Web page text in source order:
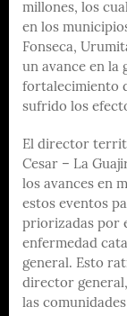
millones, los
en los
Fonseca,
un avance en la
fortalecimiento
sufrido los
El director
Cesar – La
los avances en
estos eventos
priorizadas por
enfermedad
general. Esto
director
las